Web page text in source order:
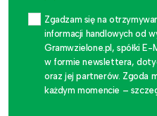
Zgadzam się na
informacji handlowych od
Gramwzielone.pl, spółki
w formie newslettera,
oraz jej partnerów. Zgoda
każdym momencie –